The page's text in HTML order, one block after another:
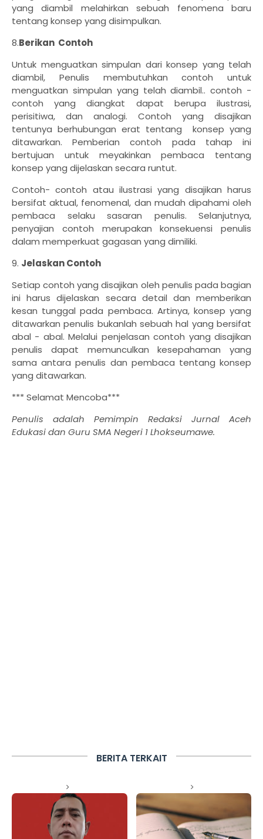
yang diambil melahirkan sebuah fenomena baru
tentang konsep yang disimpulkan.
8.Berikan Contoh
Untuk menguatkan simpulan dari konsep yang telah
diambil, Penulis membutuhkan contoh untuk
menguatkan simpulan yang telah diambil.. contoh -
contoh yang diangkat dapat berupa ilustrasi,
perisitiwa, dan analogi. Contoh yang disajikan
tentunya berhubungan erat tentang konsep yang
ditawarkan. Pemberian contoh pada tahap ini
bertujuan untuk meyakinkan pembaca tentang
konsep yang dijelaskan secara runtut.
Contoh- contoh atau ilustrasi yang disajikan harus
bersifat aktual, fenomenal, dan mudah dipahami oleh
pembaca selaku sasaran penulis. Selanjutnya,
penyajian contoh merupakan konsekuensi penulis
dalam memperkuat gagasan yang dimiliki.
9. Jelaskan Contoh
Setiap contoh yang disajikan oleh penulis pada bagian
ini harus dijelaskan secara detail dan memberikan
kesan tunggal pada pembaca. Artinya, konsep yang
ditawarkan penulis bukanlah sebuah hal yang bersifat
abal - abal. Melalui penjelasan contoh yang disajikan
penulis dapat memunculkan kesepahaman yang
sama antara penulis dan pembaca tentang konsep
yang ditawarkan.
*** Selamat Mencoba***
Penulis adalah Pemimpin Redaksi Jurnal Aceh
Edukasi dan Guru SMA Negeri 1 Lhokseumawe.
BERITA TERKAIT